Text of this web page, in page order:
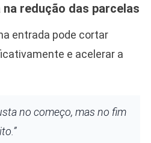
redução das parcelas
entrada pode cortar
e acelerar a
no começo, mas no fim